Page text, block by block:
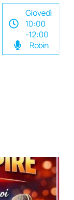
Giovedì
10:00
-12:00
Robin